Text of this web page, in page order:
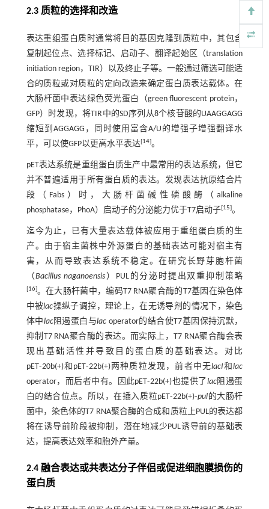
2.3 质粒的选择和改造
表达重组蛋白质时通常将目的基因克隆到质粒中，其包含
复制起位点、选择标记、启动子、翻译起始区（translation
initiation region，TIR）以及终止子等。一般通过筛选可能适
合的质粒或对质粒的定向改造来确定蛋白质表达载体。在
大肠杆菌中表达绿色荧光蛋白（green fluorescent protein，
GFP）时发现，将TIR中的SD序列从8个核苷酸的UAAGGAGG
缩短到AGGAGG，同时使用富含A/U的增强子增强翻译水
平，可以使GFP以更高水平表达[14]。
pET表达系统是重组蛋白质生产中最常用的表达系统，但它
并不普遍适用于所有蛋白质的表达。发现表达抗原结合片
段（Fabs）时，大肠杆菌碱性磷酸酶（alkaline
phosphatase，PhoA）启动子的分泌能力优于T7启动子[15]。
迄今为止，已有大量表达载体被应用于重组蛋白质的生
产。由于宿主菌株中外源蛋白的基础表达可能对宿主有
害，从而导致表达系统不稳定。在研究长野芽胞杆菌
（Bacillus naganoensis ）PUL的分泌时提出双重抑制策略
[16]。在大肠杆菌中，编码T7 RNA聚合酶的T7基因在染色体
中被lac操纵子调控，理论上，在无诱导剂的情况下，染色
体中lac阻遏蛋白与lac operator的结合使T7基因保持沉默，
抑制T7 RNA聚合酶的表达。而实际上，T7 RNA聚合酶会表
现出基础活性并导致目的蛋白质的基础表达。对比
pET⁃20b(+)和pET⁃22b(+)两种质粒发现，前者中无lacI和lac
operator，而后者中有。因此pET⁃22b(+)也提供了 lac阻遏蛋
白的结合位点。所以，在插入质粒pET⁃22b(+)⁃pul 的大肠杆
菌中，染色体的T7 RNA聚合酶的合成和质粒上PUL的表达都
将在诱导前阶段被抑制，潜在地减少PUL诱导前的基础表
达，提高表达效率和胞外产量。
2.4 融合表达或共表达分子伴侣或促进细胞膜损伤的
蛋白质